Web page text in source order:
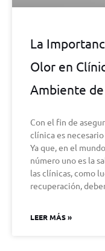
La
Olor en
Ambiente
Con el fin de
clínica es
Ya que, en el
número uno es la
las clínicas, como
recuperación,
LEER MÁS »